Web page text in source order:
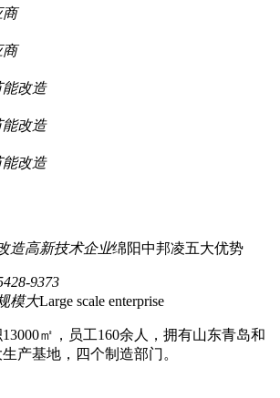
商
商
改造
能改造
能改造
造高新技术企业绵阳中邦凌五大优势
9373
模大Large scale enterprise
㎡，员工160余人，拥有山东青岛和
产基地，四个制造部门。